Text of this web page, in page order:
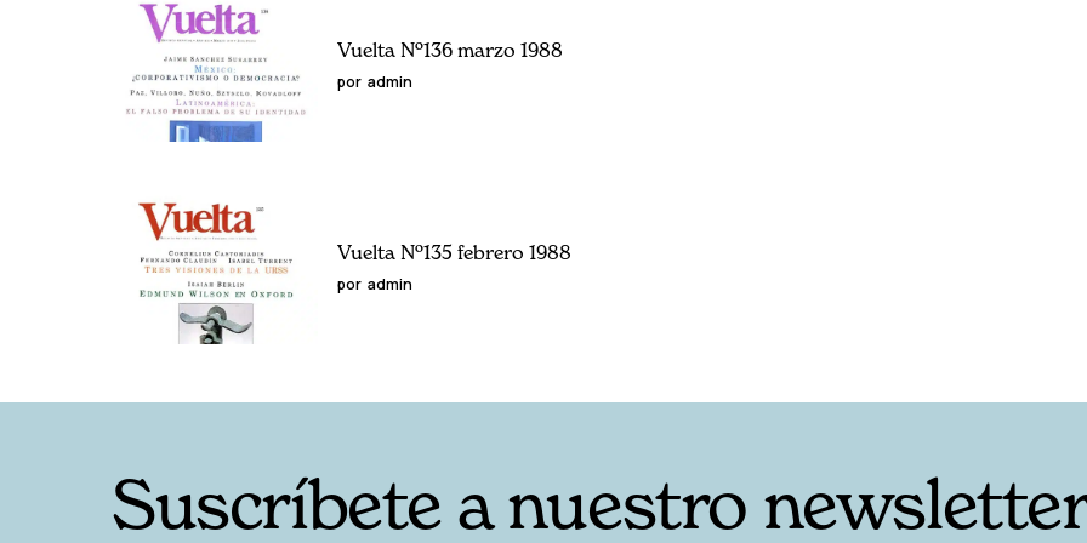
Vuelta Nº136 marzo 1988
por admin
Vuelta Nº135 febrero 1988
por admin
Suscríbete a nuestro